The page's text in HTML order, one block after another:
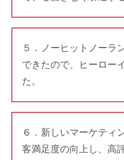
５．ノーヒットノーラ
できたので、ヒーロー
た。
６．新しいマーケティ
客満足度の向上し、高